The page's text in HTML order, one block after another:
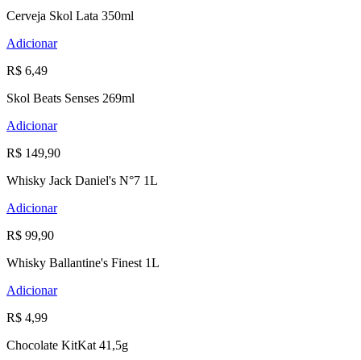
Cerveja Skol Lata 350ml
Adicionar
R$ 6,49
Skol Beats Senses 269ml
Adicionar
R$ 149,90
Whisky Jack Daniel's N°7 1L
Adicionar
R$ 99,90
Whisky Ballantine's Finest 1L
Adicionar
R$ 4,99
Chocolate KitKat 41,5g